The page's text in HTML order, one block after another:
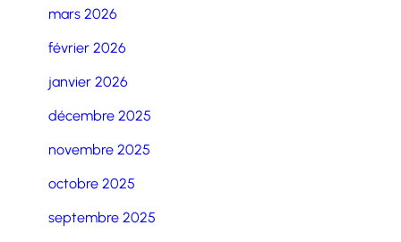
mars 2026
février 2026
janvier 2026
décembre 2025
novembre 2025
octobre 2025
septembre 2025